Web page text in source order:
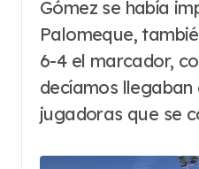
Gómez se había
Palomeque,
6-4 el marcador,
decíamos llegaban
jugadoras que se